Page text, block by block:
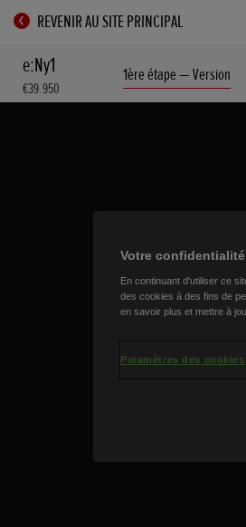
REVENIR AU SITE PRINCIPAL
e:Ny1
€39.950
1ère étape — Version